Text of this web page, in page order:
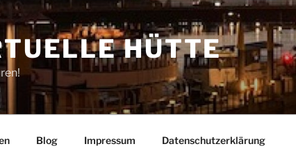
HÜTTE
Blog Impressum Datenschutzerklärung